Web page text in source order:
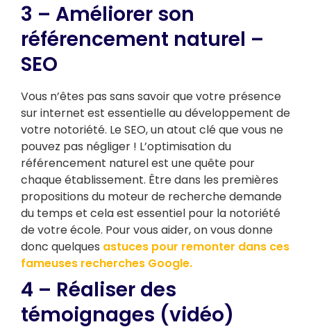
3 – Améliorer son
référencement naturel –
SEO
Vous n’êtes pas sans savoir que votre présence
sur internet est essentielle au développement de
votre notoriété. Le SEO, un atout clé que vous ne
pouvez pas négliger ! L’optimisation du
référencement naturel est une quête pour
chaque établissement. Être dans les premières
propositions du moteur de recherche demande
du temps et cela est essentiel pour la notoriété
de votre école. Pour vous aider, on vous donne
donc quelques astuces pour remonter dans ces
fameuses recherches Google.
4 – Réaliser des
témoignages (vidéo)